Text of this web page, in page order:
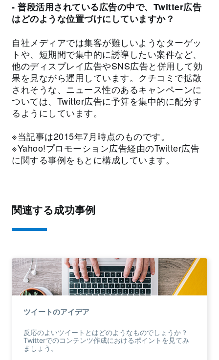
- 普段活用されている広告の中で、Twitter広告
はどのような位置づけにしていますか？
自社メディアでは集客が難しいようなターゲッ
トや、短期間で集中的に誘導したい案件など、
他のディスプレイ広告やSNS広告と併用して効
果を見ながら運用しています。クチコミで拡散
されそうな、ニュース性のあるキャンペーンに
ついては、Twitter広告に予算を集中的に配分す
るようにしています。
※当記事は2015年7月時点のものです。
※Yahoo!プロモーション広告経由のTwitter広告
に関する事例をもとに構成しています。
関連する成功事例
ツイートのアイデア
反応のよいツイートとはどのようなものでしょうか？
Twitterでのコンテンツ作成におけるポイントを見てみ
ましょう。